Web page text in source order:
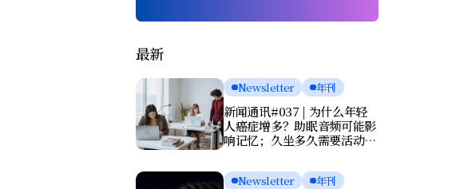
最新
Newsletter 年刊
新闻通讯#037 | 为什么年轻
人癌症增多？助眠音频可能影
响记忆；久坐多久需要活动一
Newsletter 年刊